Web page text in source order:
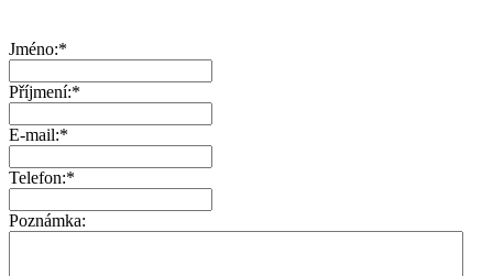
Jméno:*
Příjmení:*
E-mail:*
Telefon:*
Poznámka: